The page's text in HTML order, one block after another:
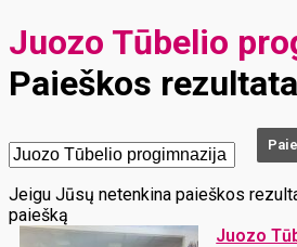
Juozo Tūbelio
Paieškos
Jeigu Jūsų netenkina paieškos
paiešką
Juozo